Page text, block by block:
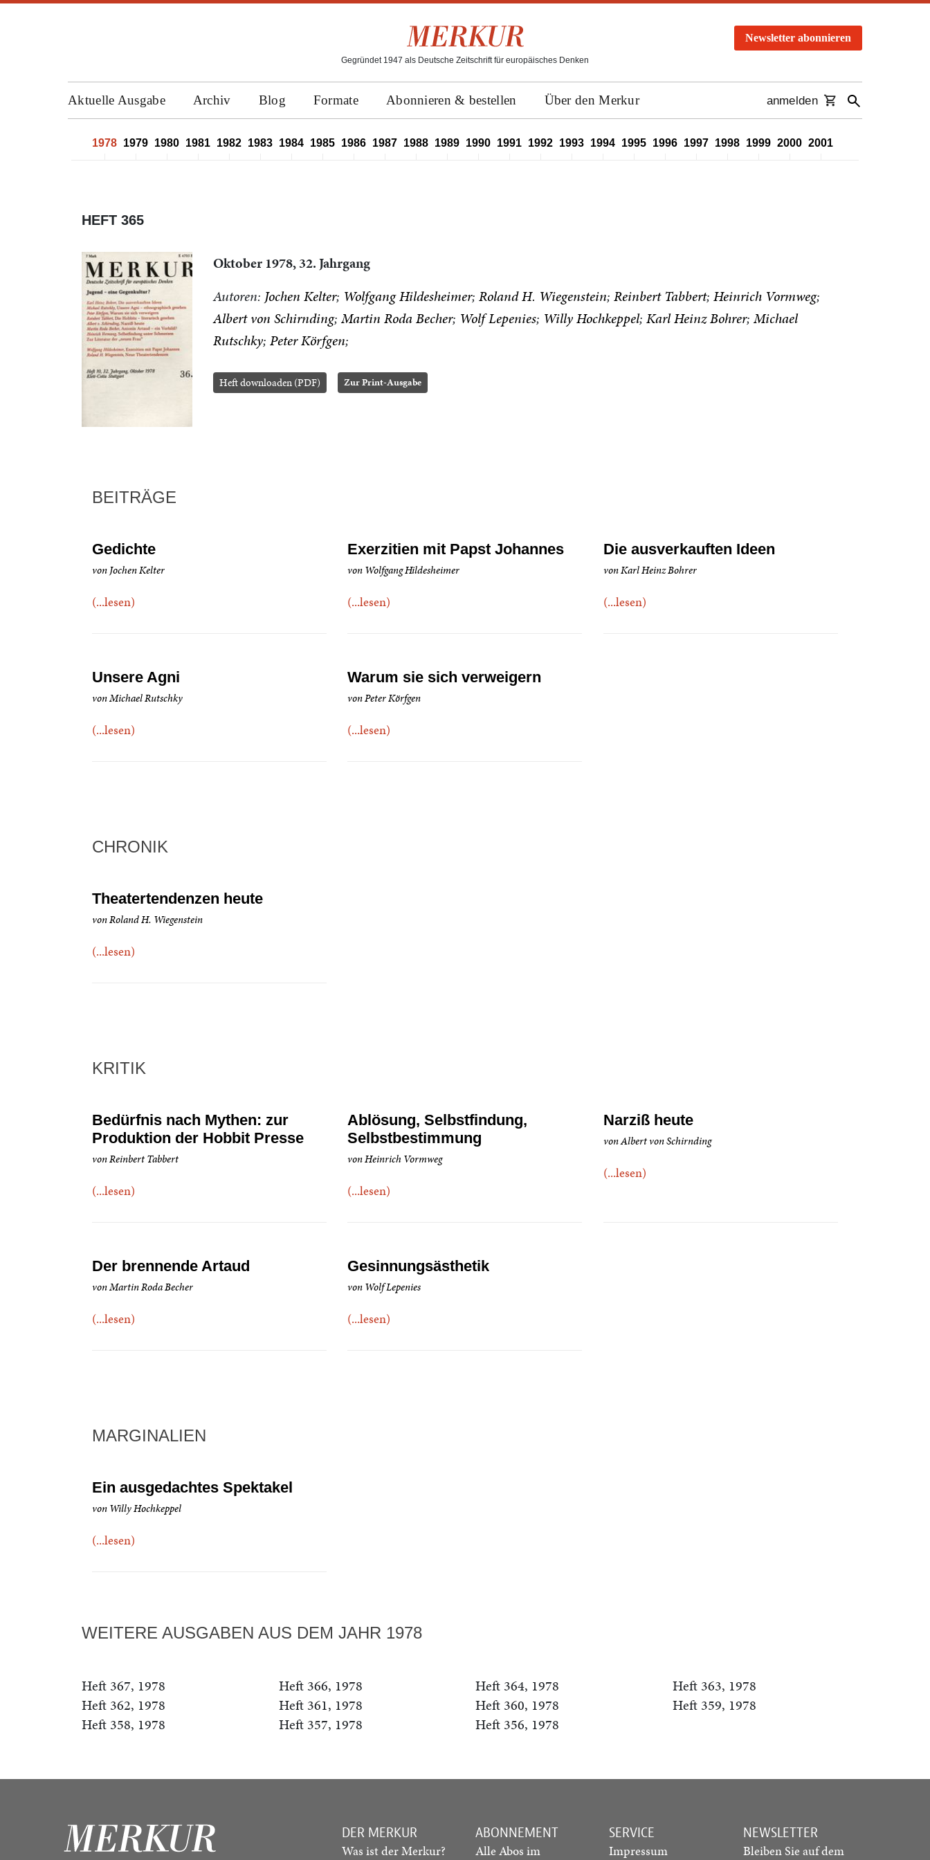
Gegründet 1947 als Deutsche Zeitschrift für europäisches Denken
Newsletter abonnieren
Aktuelle Ausgabe Archiv Blog Formate Abonnieren & bestellen Über den Merkur anmelden
1978 1979 1980 1981 1982 1983 1984 1985 1986 1987 1988 1989 1990 1991 1992 1993 1994 1995 1996 1997 1998 1999 2000 2001
HEFT 365
Oktober 1978, 32. Jahrgang
Autoren: Jochen Kelter Wolfgang Hildesheimer Roland H. Wiegenstein Reinbert Tabbert Heinrich Vormweg
Albert von Schirnding Martin Roda Becher Wolf Lepenies Willy Hochkeppel Karl Heinz Bohrer Michael
Rutschky Peter Körfgen
Heft downloaden (PDF) Zur Print-Ausgabe
BEITRÄGE
Gedichte
von Jochen Kelter
(...lesen)
Exerzitien mit Papst Johannes
von Wolfgang Hildesheimer
(...lesen)
Die ausverkauften Ideen
von Karl Heinz Bohrer
(...lesen)
Unsere Agni
von Michael Rutschky
(...lesen)
Warum sie sich verweigern
von Peter Körfgen
(...lesen)
CHRONIK
Theatertendenzen heute
von Roland H. Wiegenstein
(...lesen)
KRITIK
Bedürfnis nach Mythen: zur
Produktion der Hobbit Presse
von Reinbert Tabbert
(...lesen)
Ablösung, Selbstfindung,
Selbstbestimmung
von Heinrich Vormweg
(...lesen)
Narziß heute
von Albert von Schirnding
(...lesen)
Der brennende Artaud
von Martin Roda Becher
(...lesen)
Gesinnungsästhetik
von Wolf Lepenies
(...lesen)
MARGINALIEN
Ein ausgedachtes Spektakel
von Willy Hochkeppel
(...lesen)
WEITERE AUSGABEN AUS DEM JAHR 1978
Heft 367, 1978 Heft 366, 1978 Heft 364, 1978
Heft 363, 1978
Heft 362, 1978
Heft 361, 1978 Heft 360, 1978
Heft 359, 1978
Heft 358, 1978
Heft 357, 1978 Heft 356, 1978
DER MERKUR
Was ist der Merkur?
ABONNEMENT
Alle Abos im
SERVICE
Impressum
NEWSLETTER
Bleiben Sie auf dem